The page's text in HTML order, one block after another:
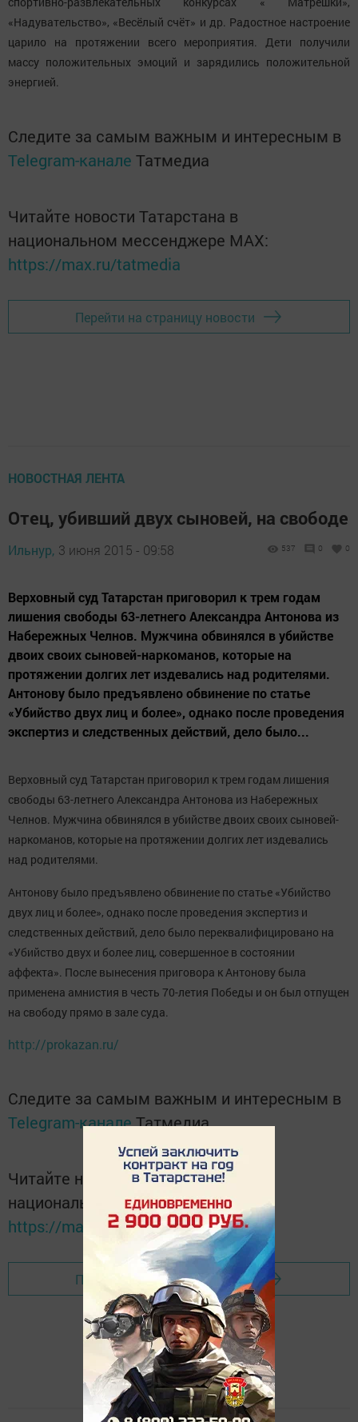
«Надувательство», «Весёлый счёт» и др. Радостное настроение
царило на протяжении всего мероприятия. Дети получили
массу положительных эмоций и зарядились положительной
энергией.
Следите за самым важным и интересным в
Telegram-канале Татмедиа
Читайте новости Татарстана в
национальном мессенджере MАХ:
https://max.ru/tatmedia
Перейти на страницу новости
НОВОСТНАЯ ЛЕНТА
Отец, убивший двух сыновей, на свободе
Ильнур, 3 июня 2015 - 09:58 537 0 0
Верховный суд Татарстан приговорил к трем годам
лишения свободы 63-летнего Александра Антонова из
Набережных Челнов. Мужчина обвинялся в убийстве
двоих своих сыновей-наркоманов, которые на
протяжении долгих лет издевались над родителями.
Антонову было предъявлено обвинение по статье
«Убийство двух лиц и более», однако после проведения
экспертиз и следственных действий, дело было...
Верховный суд Татарстан приговорил к трем годам лишения
свободы 63-летнего Александра Антонова из Набережных
Челнов. Мужчина обвинялся в убийстве двоих своих сыновей-
наркоманов, которые на протяжении долгих лет издевались
над родителями.
Антонову было предъявлено обвинение по статье «Убийство
двух лиц и более», однако после проведения экспертиз и
следственных действий, дело было переквалифицировано на
«Убийство двух и более лиц, совершенное в состоянии
аффекта». После вынесения приговора к Антонову была
применена амнистия в честь 70-летия Победы и он был отпущен
на свободу прямо в зале суда.
http://prokazan.ru/
Следите за самым важным и интересным в
Telegram-каналеТатмедиа
Читайте новости Татарстана в
национальном мессенджере MАХ:
https://max.ru/tatmedia
Перейти на страницу новости